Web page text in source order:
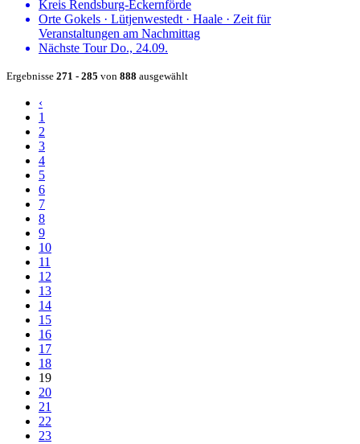
Kreis Rendsburg-Eckernförde
Orte Gokels · Lütjenwestedt · Haale · Zeit für
Veranstaltungen am Nachmittag
Nächste TourDo., 24.09.
Ergebnisse 271 - 285 von 888 ausgewählt
‹
1
2
3
4
5
6
7
8
9
10
11
12
13
14
15
16
17
18
19
20
21
22
23